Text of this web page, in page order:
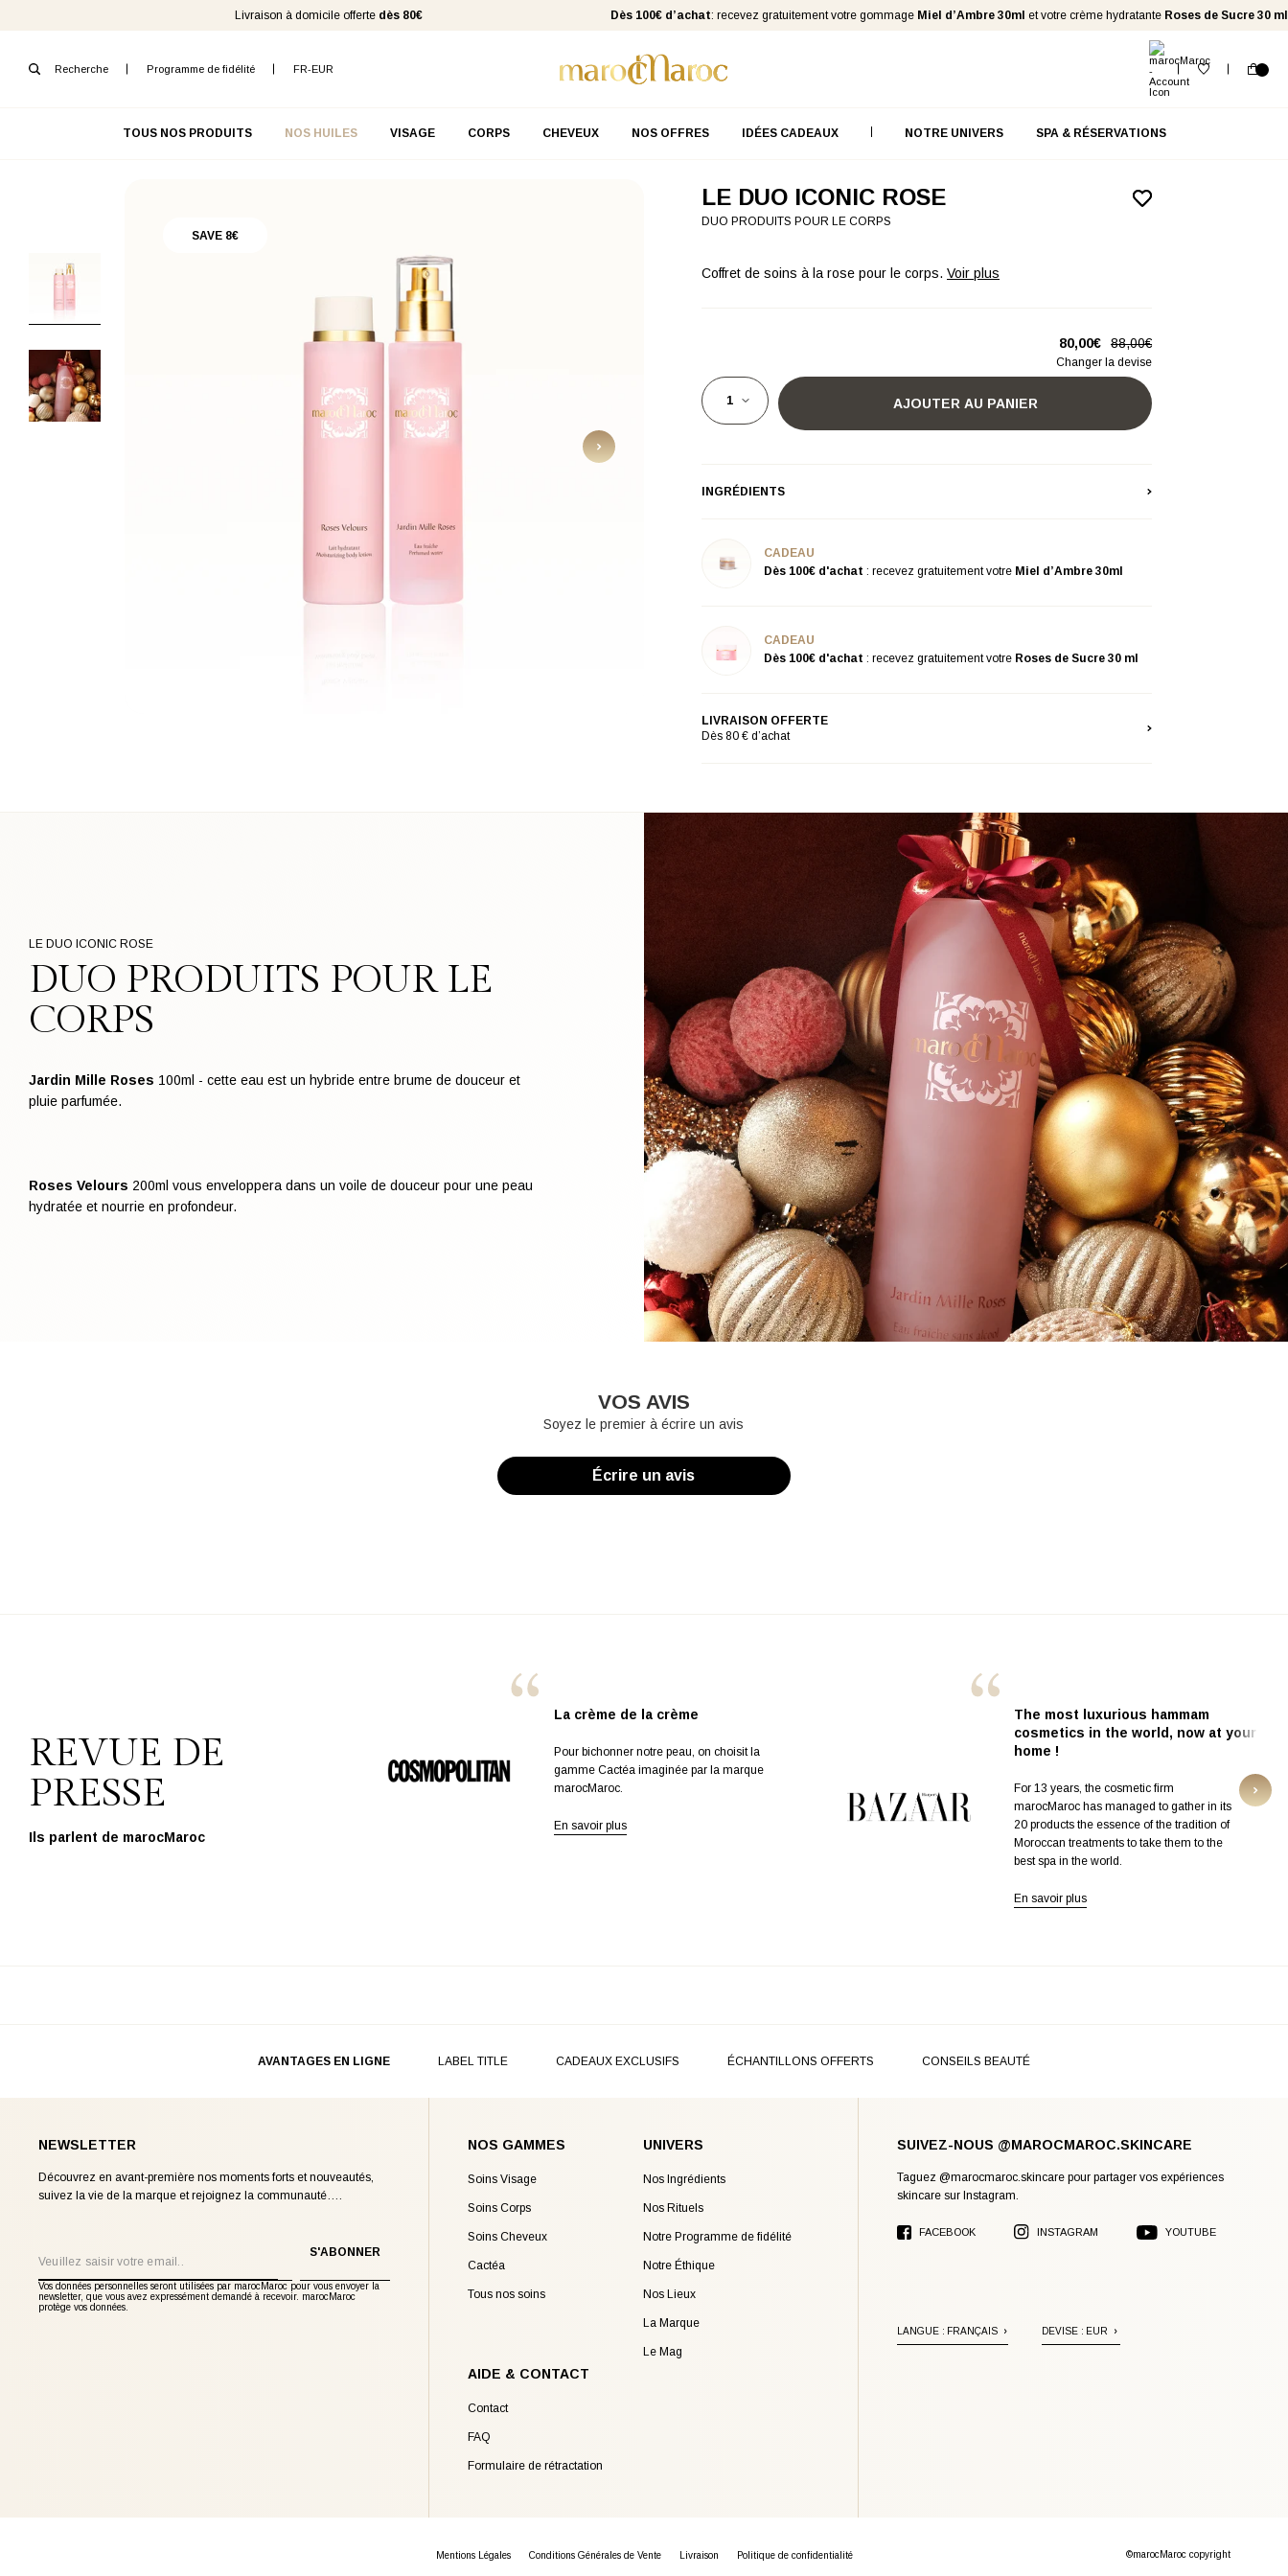
Livraison à domicile offertedès 80€ Dès 100€ d’achat: recevez gratuitement votre gommageMiel d’Ambre 30mlet votre crème hydratanteRoses de Sucre 30 ml
Recherche Programme de fidélité FR-EUR
TOUS NOS PRODUITS NOS HUILES VISAGE CORPS CHEVEUX NOS OFFRES IDÉES CADEAUX NOTRE UNIVERS SPA & RÉSERVATIONS
SAVE 8€
LE DUO ICONIC ROSE
DUO PRODUITS POUR LE CORPS
Coffret de soins à la rose pour le corps. Voir plus
80,00€ 88,00€
Changer la devise
AJOUTER AU PANIER
INGRÉDIENTS
CADEAU
Dès 100€ d'achat : recevez gratuitement votre Miel d’Ambre 30ml
CADEAU
Dès 100€ d'achat : recevez gratuitement votre Roses de Sucre 30 ml
LIVRAISON OFFERTE
Dès 80 € d’achat
LE DUO ICONIC ROSE
DUO PRODUITS POUR LE
CORPS
Jardin Mille Roses 100ml - cette eau est un hybride entre brume de douceur et
pluie parfumée.
Roses Velours 200ml vous enveloppera dans un voile de douceur pour une peau
hydratée et nourrie en profondeur.
VOS AVIS
Soyez le premier à écrire un avis
Écrire un avis
REVUE DE
PRESSE
Ils parlent de marocMaroc
La crème de la crème
Pour bichonner notre peau, on choisit la
gamme Cactéa imaginée par la marque
marocMaroc.
En savoir plus
The most luxurious hammam
cosmetics in the world, now at your
home !
For 13 years, the cosmetic firm
marocMaroc has managed to gather in its
20 products the essence of the tradition of
Moroccan treatments to take them to the
best spa in the world.
En savoir plus
AVANTAGES EN LIGNE LABEL TITLE CADEAUX EXCLUSIFS ÉCHANTILLONS OFFERTS CONSEILS BEAUTÉ
NEWSLETTER
Découvrez en avant-première nos moments forts et nouveautés,
suivez la vie de la marque et rejoignez la communauté….
S'ABONNER
Vos données personnelles seront utilisées par marocMaroc pour vous envoyer la
newsletter, que vous avez expressément demandé à recevoir. marocMaroc
protège vos données.
NOS GAMMES
Soins Visage
Soins Corps
Soins Cheveux
Cactéa
Tous nos soins
UNIVERS
Nos Ingrédients
Nos Rituels
Notre Programme de fidélité
Notre Éthique
Nos Lieux
La Marque
Le Mag
AIDE & CONTACT
Contact
FAQ
Formulaire de rétractation
SUIVEZ-NOUS @MAROCMAROC.SKINCARE
Taguez @marocmaroc.skincare pour partager vos expériences
skincare sur Instagram.
FACEBOOK INSTAGRAM YOUTUBE
LANGUE : FRANÇAIS DEVISE : EUR
Mentions Légales Conditions Générales de Vente Livraison Politique de confidentialité ©marocMaroc copyright